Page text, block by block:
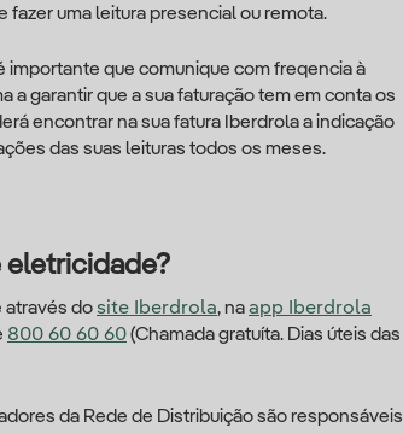
fazer uma leitura presencial ou remota.
importante que comunique com freqencia à
a garantir que a sua faturação tem em conta os
encontrar na sua fatura Iberdrola a indicação
das suas leituras todos os meses.
eletricidade?
através do site Iberdrola, naapp Iberdrola
800 60 60 60(Chamada gratuíta. Dias úteis das
da Rede de Distribuição são responsáveis